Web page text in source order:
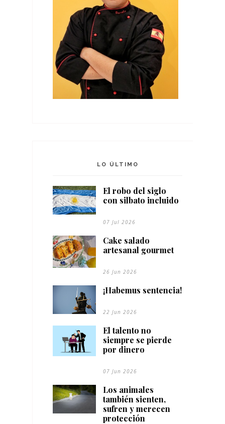
LO ÚLTIMO
El robo del siglo
con silbato incluido
07 Jul 2026
Cake salado
artesanal gourmet
26 Jun 2026
¡Habemus sentencia!
22 Jun 2026
El talento no
siempre se pierde
por dinero
07 Jun 2026
Los animales
también sienten,
sufren y merecen
protección